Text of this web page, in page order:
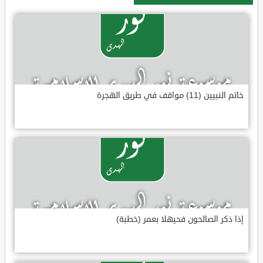
خاتم النبيين (11) مواقف في طريق الهجرة
إذا ذكر الصالحون فحيهلا بعمر (خطبة)